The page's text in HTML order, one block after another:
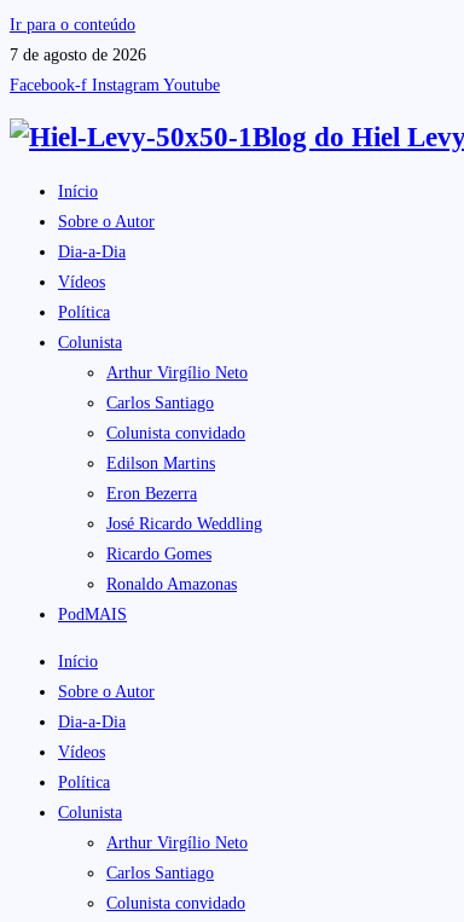
Ir para o conteúdo
7 de agosto de 2026
Facebook-f Instagram Youtube
Blog do Hiel
Início
Sobre o Autor
Dia-a-Dia
Vídeos
Política
Colunista
Arthur Virgílio Neto
Carlos Santiago
Colunista convidado
Edilson Martins
Eron Bezerra
José Ricardo Weddling
Ricardo Gomes
Ronaldo Amazonas
PodMAIS
Início
Sobre o Autor
Dia-a-Dia
Vídeos
Política
Colunista
Arthur Virgílio Neto
Carlos Santiago
Colunista convidado